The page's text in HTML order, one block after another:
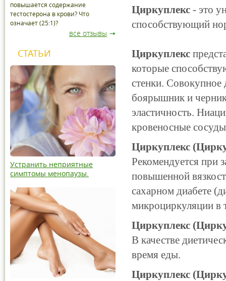
Циркуплекс - это
способствующий
Циркуплекс
которые
стенки. Совокупное
боярышник и
эластичность.
кровеносные
Циркуплекс
Рекомендуется при
повышенной
сахарном диабете
микроциркуляции в
Циркуплекс
В качестве
время еды.
Циркуплекс
повышается содержание
тестостерона в крови? Что
означает (25:1)?
все отзывы
СТАТЬИ
Устранить неприятные
симптомы менопаузы.